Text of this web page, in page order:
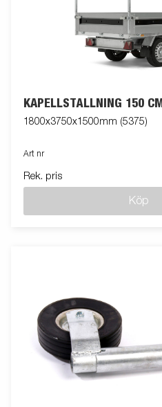
KAPELLSTÄLLNING 150 CM
1800x3750x1500mm (5375)
Art nr
Rek. pris
Köp